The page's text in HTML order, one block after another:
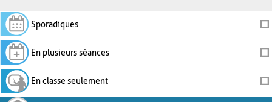
Sporadiques
En plusieurs séances
En classe seulement